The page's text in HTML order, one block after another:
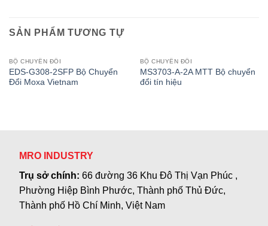
SẢN PHẨM TƯƠNG TỰ
BỘ CHUYỂN ĐỔI
EDS-G308-2SFP Bộ Chuyển
Đổi Moxa Vietnam
BỘ CHUYỂN ĐỔI
MS3703-A-2A MTT Bộ chuyển
đổi tín hiệu
MRO INDUSTRY
Trụ sở chính:66 đường 36 Khu Đô Thị Vạn Phúc ,
Phường Hiệp Bình Phước, Thành phố Thủ Đức,
Thành phố Hồ Chí Minh, Việt Nam